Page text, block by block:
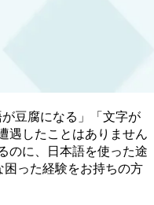
豆腐になる」「文字が
遇したことはありません
のに、日本語を使った途
った経験をお持ちの方